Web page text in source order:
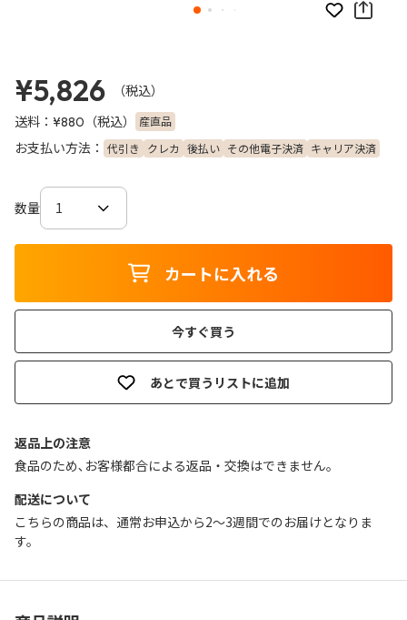
お気に入り
¥5,826
（税込）
送料： ¥880 （税込） 産直品
お支払い方法： 代引き クレカ 後払い その他電子決済 キャリア決済
数量
カートに入れる
今すぐ買う
あとで買うリストに追加
返品上の注意
食品のため､お客様都合による返品・交換はできません｡
配送について
こちらの商品は、通常お申込から2～3週間でのお届けとなりま
す。